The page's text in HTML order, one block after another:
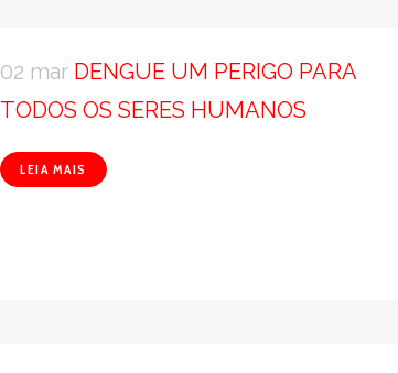
02 mar DENGUE UM PERIGO PARA
TODOS OS SERES HUMANOS
LEIA MAIS